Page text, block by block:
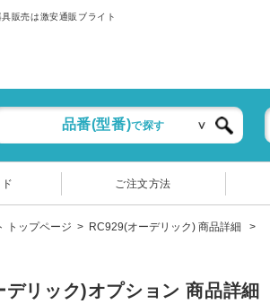
販売は激安通販ブライト
品番(型番)で探す
ご注文方法
トップページ RC929(オーデリック) 商品詳細
デリック)オプション 商品詳細